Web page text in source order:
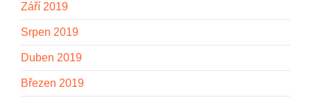
Září 2019
Srpen 2019
Duben 2019
Březen 2019